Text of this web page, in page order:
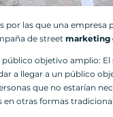
por las que una empresa
de street marketing
público objetivo amplio:
a llegar a un público
que no estarían
en otras formas